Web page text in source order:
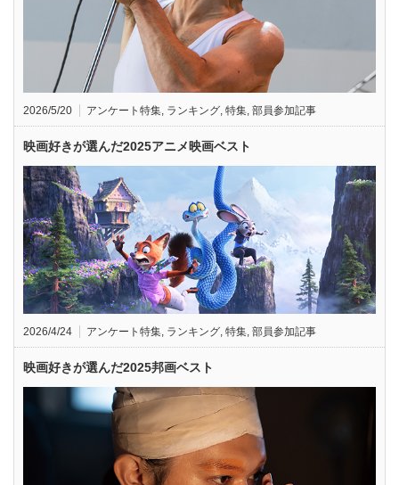
2026/5/20 アンケート特集, ランキング, 特集, 部員参加記事
映画好きが選んだ2025アニメ映画ベスト
2026/4/24 アンケート特集 ランキング 特集 部員参加記事
映画好きが選んだ2025邦画ベスト